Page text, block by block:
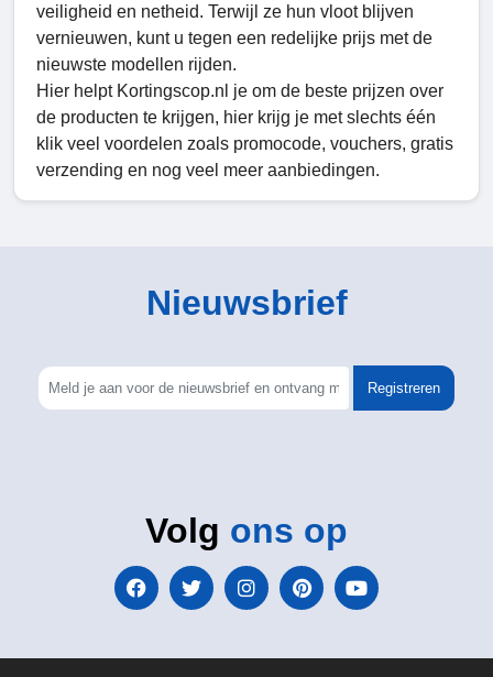
veiligheid en netheid. Terwijl ze hun vloot blijven
vernieuwen, kunt u tegen een redelijke prijs met de
nieuwste modellen rijden.
Hier helpt Kortingscop.nl je om de beste prijzen over
de producten te krijgen, hier krijg je met slechts één
klik veel voordelen zoals promocode, vouchers, gratis
verzending en nog veel meer aanbiedingen.
Nieuwsbrief
Registreren
Volg ons op